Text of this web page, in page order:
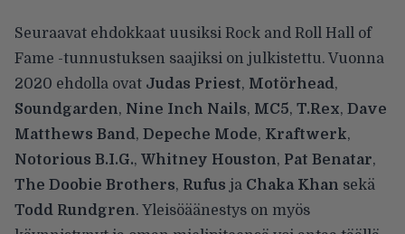
Seuraavat ehdokkaat uusiksi Rock and Roll Hall of
Fame -tunnustuksen saajiksi on julkistettu. Vuonna
2020 ehdolla ovat Judas Priest, Motörhead,
Soundgarden, Nine Inch Nails, MC5, T.Rex, Dave
Matthews Band, Depeche Mode, Kraftwerk,
Notorious B.I.G., Whitney Houston, Pat Benatar,
The Doobie Brothers, Rufus ja Chaka Khan sekä
Todd Rundgren. Yleisöäänestys on myös